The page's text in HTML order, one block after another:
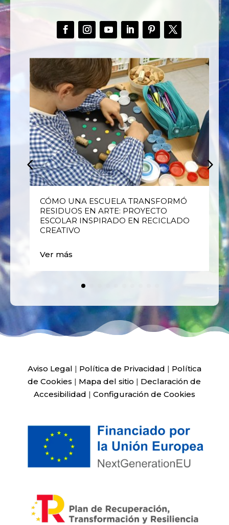
CÓMO UNA ESCUELA TRANSFORMÓ
RESIDUOS EN ARTE: PROYECTO
ESCOLAR INSPIRADO EN RECICLADO
CREATIVO
Ver más
Aviso Legal | Política de Privacidad | Política
de Cookies | Mapa del sitio | Declaración de
Accesibilidad | Configuración de Cookies